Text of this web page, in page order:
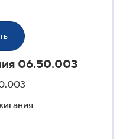
06.50.003